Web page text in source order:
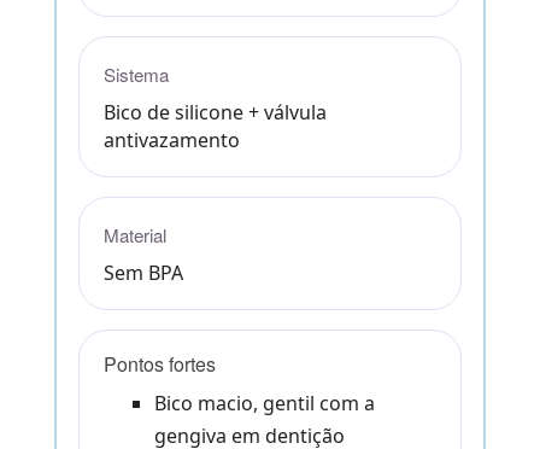
Sistema
Bico de silicone + válvula
antivazamento
Material
Sem BPA
Pontos fortes
Bico macio, gentil com a
gengiva em dentição